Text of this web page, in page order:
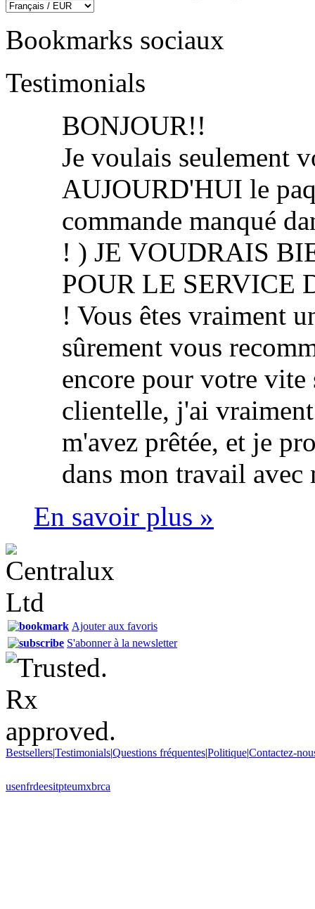
Bookmarks sociaux
Testimonials
BONJOUR!!
Je voulais seulement
AUJOURD'HUI le
commande manqué
! ) JE VOUDRAIS
POUR LE SERVICE
! Vous êtes vraiment
sûrement vous
encore pour votre
clientelle, j'ai
m'avez prêtée, et je
dans mon travail
En savoir plus »
Ajouter aux favoris
S'abonner à la newsletter
Bestsellers|Testimonials|Questions fréquentes|Politique|Contactez-
usenfrdeesitpteumxbrca